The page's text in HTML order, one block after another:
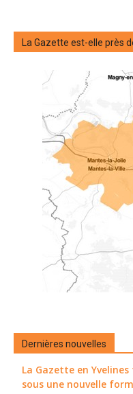
La Gazette est-elle près
Dernières nouvelles
La Gazette en
sous une nouvelle